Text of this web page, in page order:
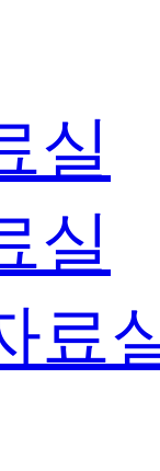
실
실
료